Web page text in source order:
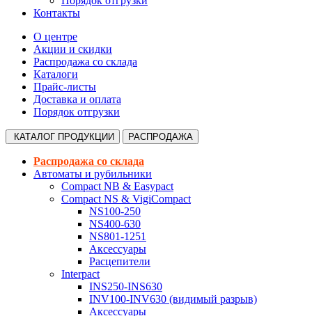
Контакты
О центре
Акции и скидки
Распродажа со склада
Каталоги
Прайс-листы
Доставка и оплата
Порядок отгрузки
КАТАЛОГ ПРОДУКЦИИ РАСПРОДАЖА
Распродажа со склада
Автоматы и рубильники
Compact NB & Easypact
Compact NS & VigiCompact
NS100-250
NS400-630
NS801-1251
Аксессуары
Расцепители
Interpact
INS250-INS630
INV100-INV630 (видимый разрыв)
Аксессуары